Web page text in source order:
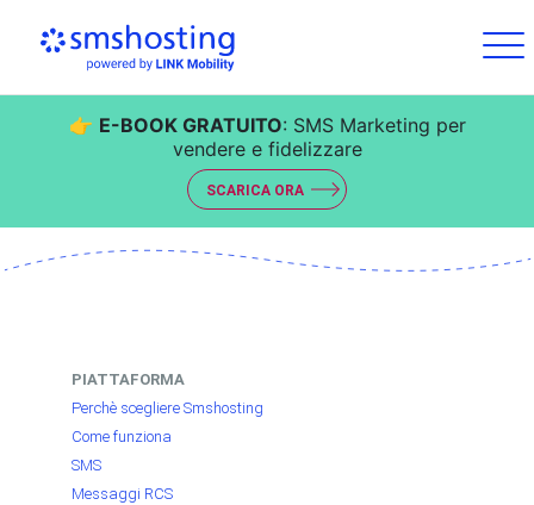
👉 E-BOOK GRATUITO: SMS Marketing per
vendere e fidelizzare
SCARICA ORA
PIATTAFORMA
Perchè scegliere Smshosting
Come funziona
SMS
Messaggi RCS